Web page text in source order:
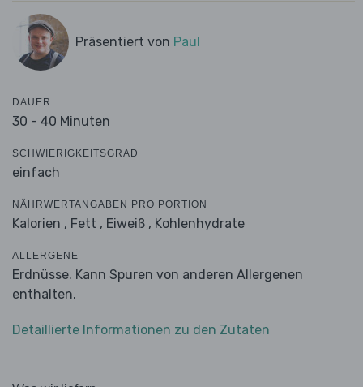
Präsentiert von Paul
DAUER
30 - 40 Minuten
SCHWIERIGKEITSGRAD
einfach
NÄHRWERTANGABEN PRO PORTION
Kalorien , Fett , Eiweiß , Kohlenhydrate
ALLERGENE
Erdnüsse. Kann Spuren von anderen Allergenen
enthalten.
Detaillierte Informationen zu den Zutaten